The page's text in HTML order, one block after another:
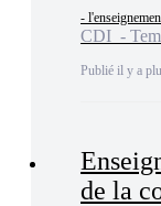
-
CDI -
Publié il y a
de la